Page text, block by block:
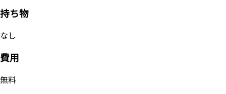
持ち物
なし
費用
無料